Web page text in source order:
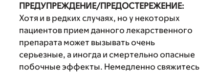
ПРЕДУПРЕЖДЕНИЕ/ПРЕДОСТЕРЕЖЕНИЕ:
Хотя и в редких случаях, но у некоторых
пациентов прием данного лекарственного
препарата может вызывать очень
серьезные, а иногда и смертельно опасные
побочные эффекты. Немедленно свяжитесь